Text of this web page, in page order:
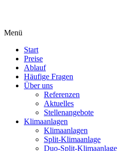
Menü
Start
Preise
Ablauf
Häufige Fragen
Über uns
Referenzen
Aktuelles
Stellenangebote
Klimaanlagen
Klimaanlagen
Split-Klimaanlage
Duo-Split-Klimaanlage